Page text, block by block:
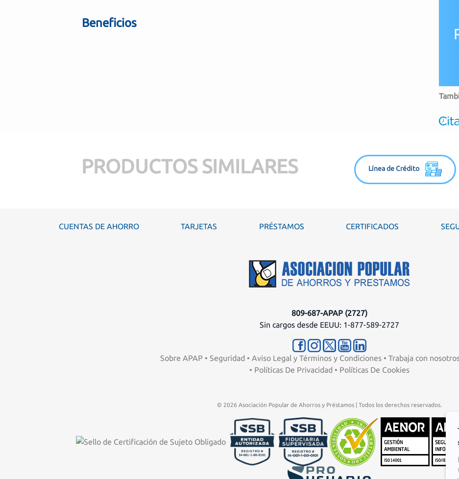
Beneficios
PRODUCTOS SIMILARES Línea de Crédito
CUENTAS DE AHORRO TARJETAS PRÉSTAMOS CERTIFICADOS
809-687-APAP (2727)
Sin cargos desde EEUU: 1-877-589-2727
Sobre APAP • Seguridad • Aviso Legal y Términos y Condiciones • Trabaja con
• Políticas De Privacidad • Políticas De Cookies
© 2026 Asociación Popular de Ahorros y Préstamos | Todos los derechos reservados.